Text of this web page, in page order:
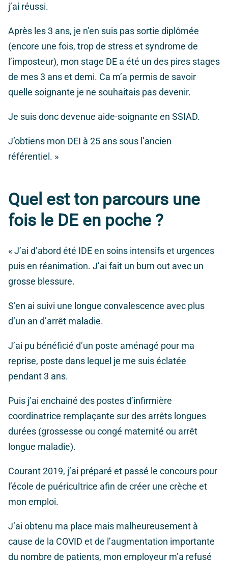
j’ai réussi.
Après les 3 ans, je n’en suis pas sortie diplômée
(encore une fois, trop de stress et syndrome de
l’imposteur), mon stage DE a été un des pires stages
de mes 3 ans et demi. Ca m’a permis de savoir
quelle soignante je ne souhaitais pas devenir.
Je suis donc devenue aide-soignante en SSIAD.
J’obtiens mon DEI à 25 ans sous l’ancien
référentiel. »
Quel est ton parcours une
fois le DE en poche ?
« J’ai d’abord été IDE en soins intensifs et urgences
puis en réanimation. J’ai fait un burn out avec un
grosse blessure.
S’en ai suivi une longue convalescence avec plus
d’un an d’arrêt maladie.
J’ai pu bénéficié d’un poste aménagé pour ma
reprise, poste dans lequel je me suis éclatée
pendant 3 ans.
Puis j’ai enchainé des postes d’infirmière
coordinatrice remplaçante sur des arrêts longues
durées (grossesse ou congé maternité ou arrêt
longue maladie).
Courant 2019, j’ai préparé et passé le concours pour
l’école de puéricultrice afin de créer une crèche et
mon emploi.
J’ai obtenu ma place mais malheureusement à
cause de la COVID et de l’augmentation importante
du nombre de patients, mon employeur m’a refusé